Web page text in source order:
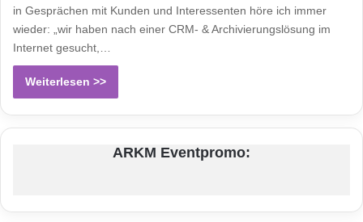
in Gesprächen mit Kunden und Interessenten höre ich immer
wieder: „wir haben nach einer CRM- & Archivierungslösung im
Internet gesucht,…
Weiterlesen >>
ARKM Eventpromo: